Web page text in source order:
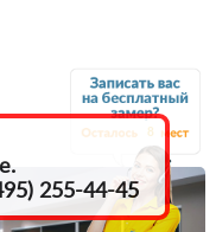
8
255-44-45